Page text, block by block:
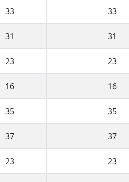
33 33
31 31
23 23
16 16
35 35
37 37
23 23